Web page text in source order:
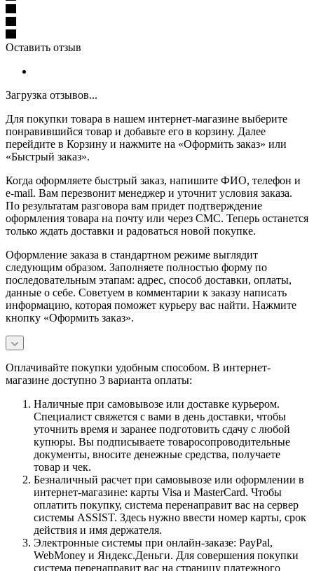
Оставить отзыв
Загрузка отзывов...
Для покупки товара в нашем интернет-магазине выберите
понравившийся товар и добавьте его в корзину. Далее
перейдите в Корзину и нажмите на «Оформить заказ» или
«Быстрый заказ».
Когда оформляете быстрый заказ, напишите ФИО, телефон и
e-mail. Вам перезвонит менеджер и уточнит условия заказа.
По результатам разговора вам придет подтверждение
оформления товара на почту или через СМС. Теперь останется
только ждать доставки и радоваться новой покупке.
Оформление заказа в стандартном режиме выглядит
следующим образом. Заполняете полностью форму по
последовательным этапам: адрес, способ доставки, оплаты,
данные о себе. Советуем в комментарии к заказу написать
информацию, которая поможет курьеру вас найти. Нажмите
кнопку «Оформить заказ».
Оплачивайте покупки удобным способом. В интернет-
магазине доступно 3 варианта оплаты:
Наличные при самовывозе или доставке курьером.
Специалист свяжется с вами в день доставки, чтобы
уточнить время и заранее подготовить сдачу с любой
купюры. Вы подписываете товаросопроводительные
документы, вносите денежные средства, получаете
товар и чек.
Безналичный расчет при самовывозе или оформлении в
интернет-магазине: карты Visa и MasterCard. Чтобы
оплатить покупку, система перенаправит вас на сервер
системы ASSIST. Здесь нужно ввести номер карты, срок
действия и имя держателя.
Электронные системы при онлайн-заказе: PayPal,
WebMoney и Яндекс.Деньги. Для совершения покупки
система перенаправит вас на страницу платежного